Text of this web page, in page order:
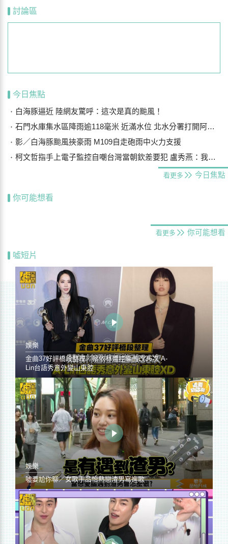
討論區
今日焦點
白海豚逼近 陸網友驚呼：這次是真的颱風！
石門水庫集水區降雨逾118毫米 近滿水位 北水分署打開阿姆坪防淤隧道
影／白海豚颱風挾豪雨 M109自走砲雨中火力支援
柯文哲指手上電子監控自嘲台灣當朝欽差要犯 盧秀燕：我們要更勇敢
看更多 今日焦點
你可能想看
看更多 你可能想看
噓短片
娛樂
金曲37好評橋段整理／蔡依林遭控編曲改36次 A-
Lin台語秀意外變山東腔
娛樂
噓要尬你聊／女歌手品怡熱戀渣男寫進歌